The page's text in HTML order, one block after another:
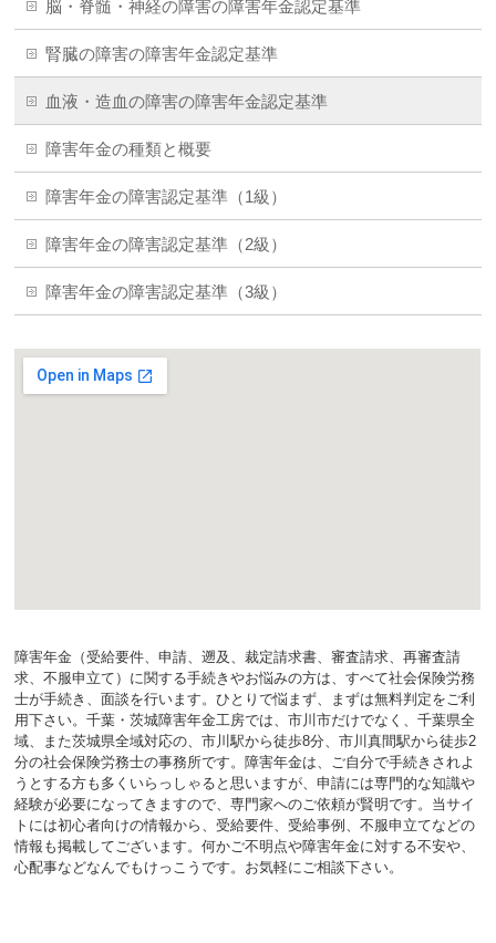
脳・脊髄・神経の障害の障害年金認定基準
腎臓の障害の障害年金認定基準
血液・造血の障害の障害年金認定基準
障害年金の種類と概要
障害年金の障害認定基準（1級）
障害年金の障害認定基準（2級）
障害年金の障害認定基準（3級）
障害年金（受給要件、申請、遡及、裁定請求書、審査請求、再審査請
求、不服申立て）に関する手続きやお悩みの方は、すべて社会保険労務
士が手続き、面談を行います。ひとりで悩まず、まずは無料判定をご利
用下さい。千葉・茨城障害年金工房では、市川市だけでなく、千葉県全
域、また茨城県全域対応の、市川駅から徒歩8分、市川真間駅から徒歩2
分の社会保険労務士の事務所です。障害年金は、ご自分で手続きされよ
うとする方も多くいらっしゃると思いますが、申請には専門的な知識や
経験が必要になってきますので、専門家へのご依頼が賢明です。当サイ
トには初心者向けの情報から、受給要件、受給事例、不服申立てなどの
情報も掲載してございます。何かご不明点や障害年金に対する不安や、
心配事などなんでもけっこうです。お気軽にご相談下さい。